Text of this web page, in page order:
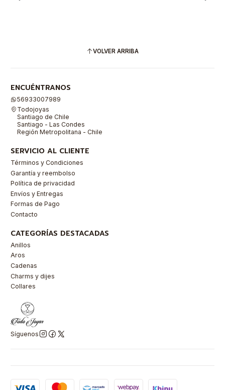
VOLVER ARRIBA
ENCUÉNTRANOS
56933007989
Todojoyas
Santiago de Chile
Santiago - Las Condes
Región Metropolitana - Chile
SERVICIO AL CLIENTE
Términos y Condiciones
Garantía y reembolso
Política de privacidad
Envíos y Entregas
Formas de Pago
Contacto
CATEGORÍAS DESTACADAS
Anillos
Aros
Cadenas
Charms y dijes
Collares
Síguenos